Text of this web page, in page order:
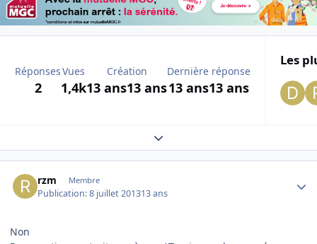
Réponses
2
Vues
1,4k
Création
13 ans13 ans
Dernière réponse
13 ans13 ans
Les
Expand topic overview
rzm Membre
Publication:8 juillet 201313 ans
Non